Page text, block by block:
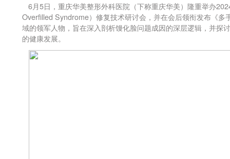
6月5日，重庆华美整形外科医院（下称重庆华美）隆重举办
Overfilled Syndrome）修复技术研讨会，并在会后领衔发布《
域的领军人物，旨在深入剖析馒化脸问题成因的深层逻辑，并探
的健康发展。